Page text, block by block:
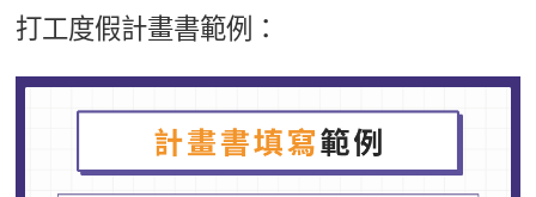
打工度假計畫書範例：